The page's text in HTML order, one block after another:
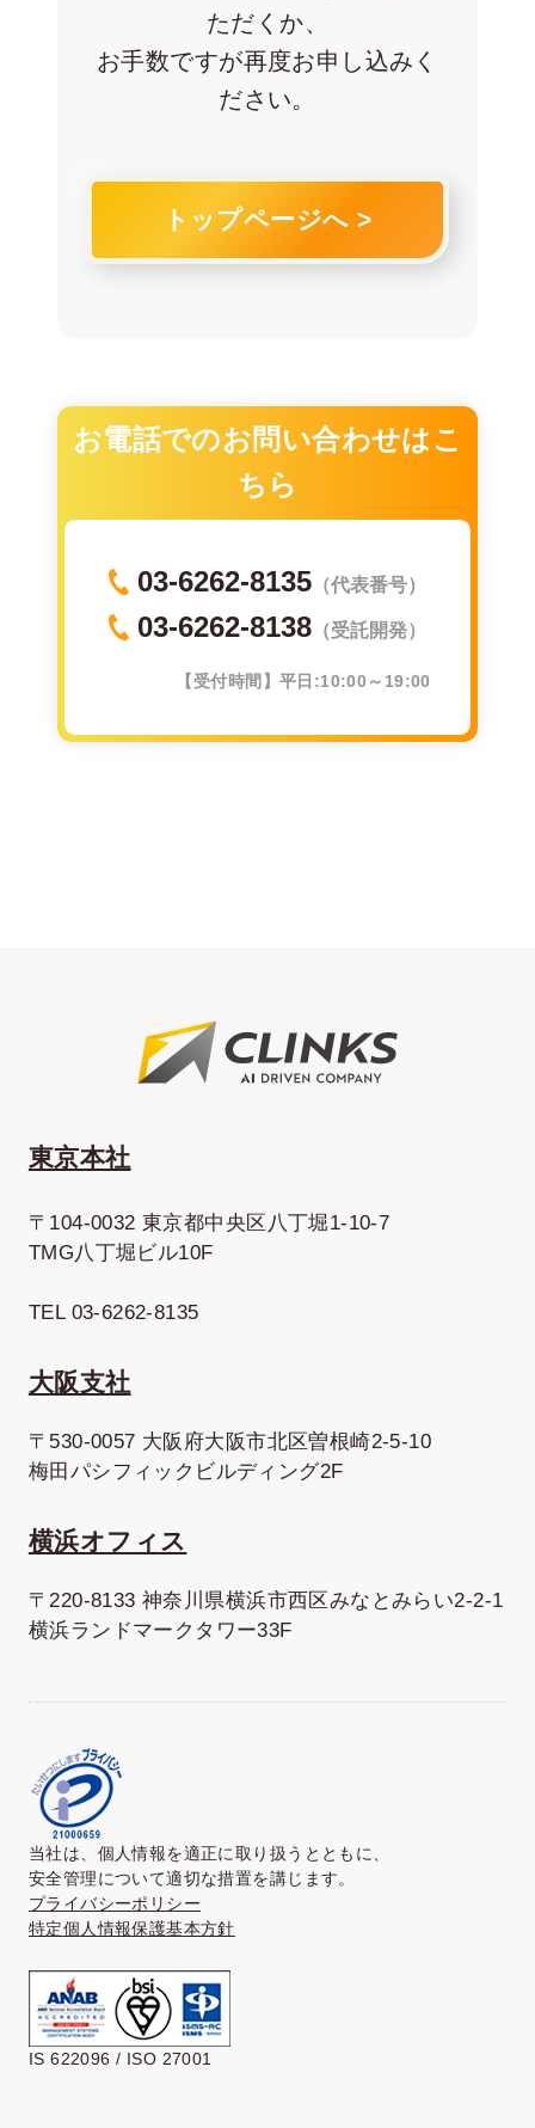
ただくか、
お手数ですが再度お申し込みく
ださい。
トップページへ >
お電話でのお問い合わせはこ
ちら
03-6262-8135（代表番号）
03-6262-8138（受託開発）
【受付時間】平日:10:00～19:00
東京本社
〒104-0032 東京都中央区八丁堀1-10-7
TMG八丁堀ビル10F
TEL 03-6262-8135
大阪支社
〒530-0057 大阪府大阪市北区曽根崎2-5-10
梅田パシフィックビルディング2F
横浜オフィス
〒220-8133 神奈川県横浜市西区みなとみらい2-2-1
横浜ランドマークタワー33F
当社は、個人情報を適正に取り扱うとともに、
安全管理について適切な措置を講じます。
プライバシーポリシー
特定個人情報保護基本方針
IS 622096 / ISO 27001